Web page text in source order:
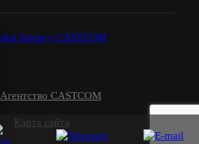
Агентство CASTCOM
Карта сайта